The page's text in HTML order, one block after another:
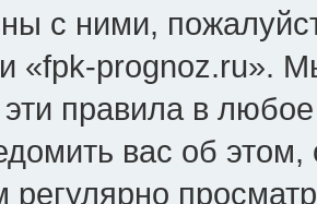
с ними,
«fpk-prognoz.ru».
эти правила в
вас об